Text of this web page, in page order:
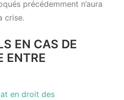
précédemment n’aura
crise.
EN CAS DE
ENTRE
en droit des